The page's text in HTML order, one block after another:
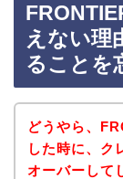
えない理
ることを
どうやら、
した時に、ク
オーバーして